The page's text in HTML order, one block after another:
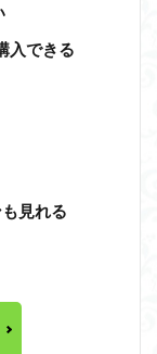
入できる
見れる